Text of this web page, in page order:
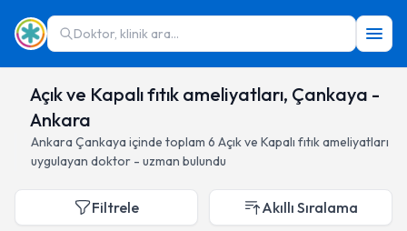
Doktor, klinik ara...
Açık ve Kapalı fıtık ameliyatları, Çankaya -
Ankara
Ankara Çankaya içinde toplam 6 Açık ve Kapalı fıtık ameliyatları
uygulayan doktor - uzman bulundu
Filtrele Akıllı Sıralama